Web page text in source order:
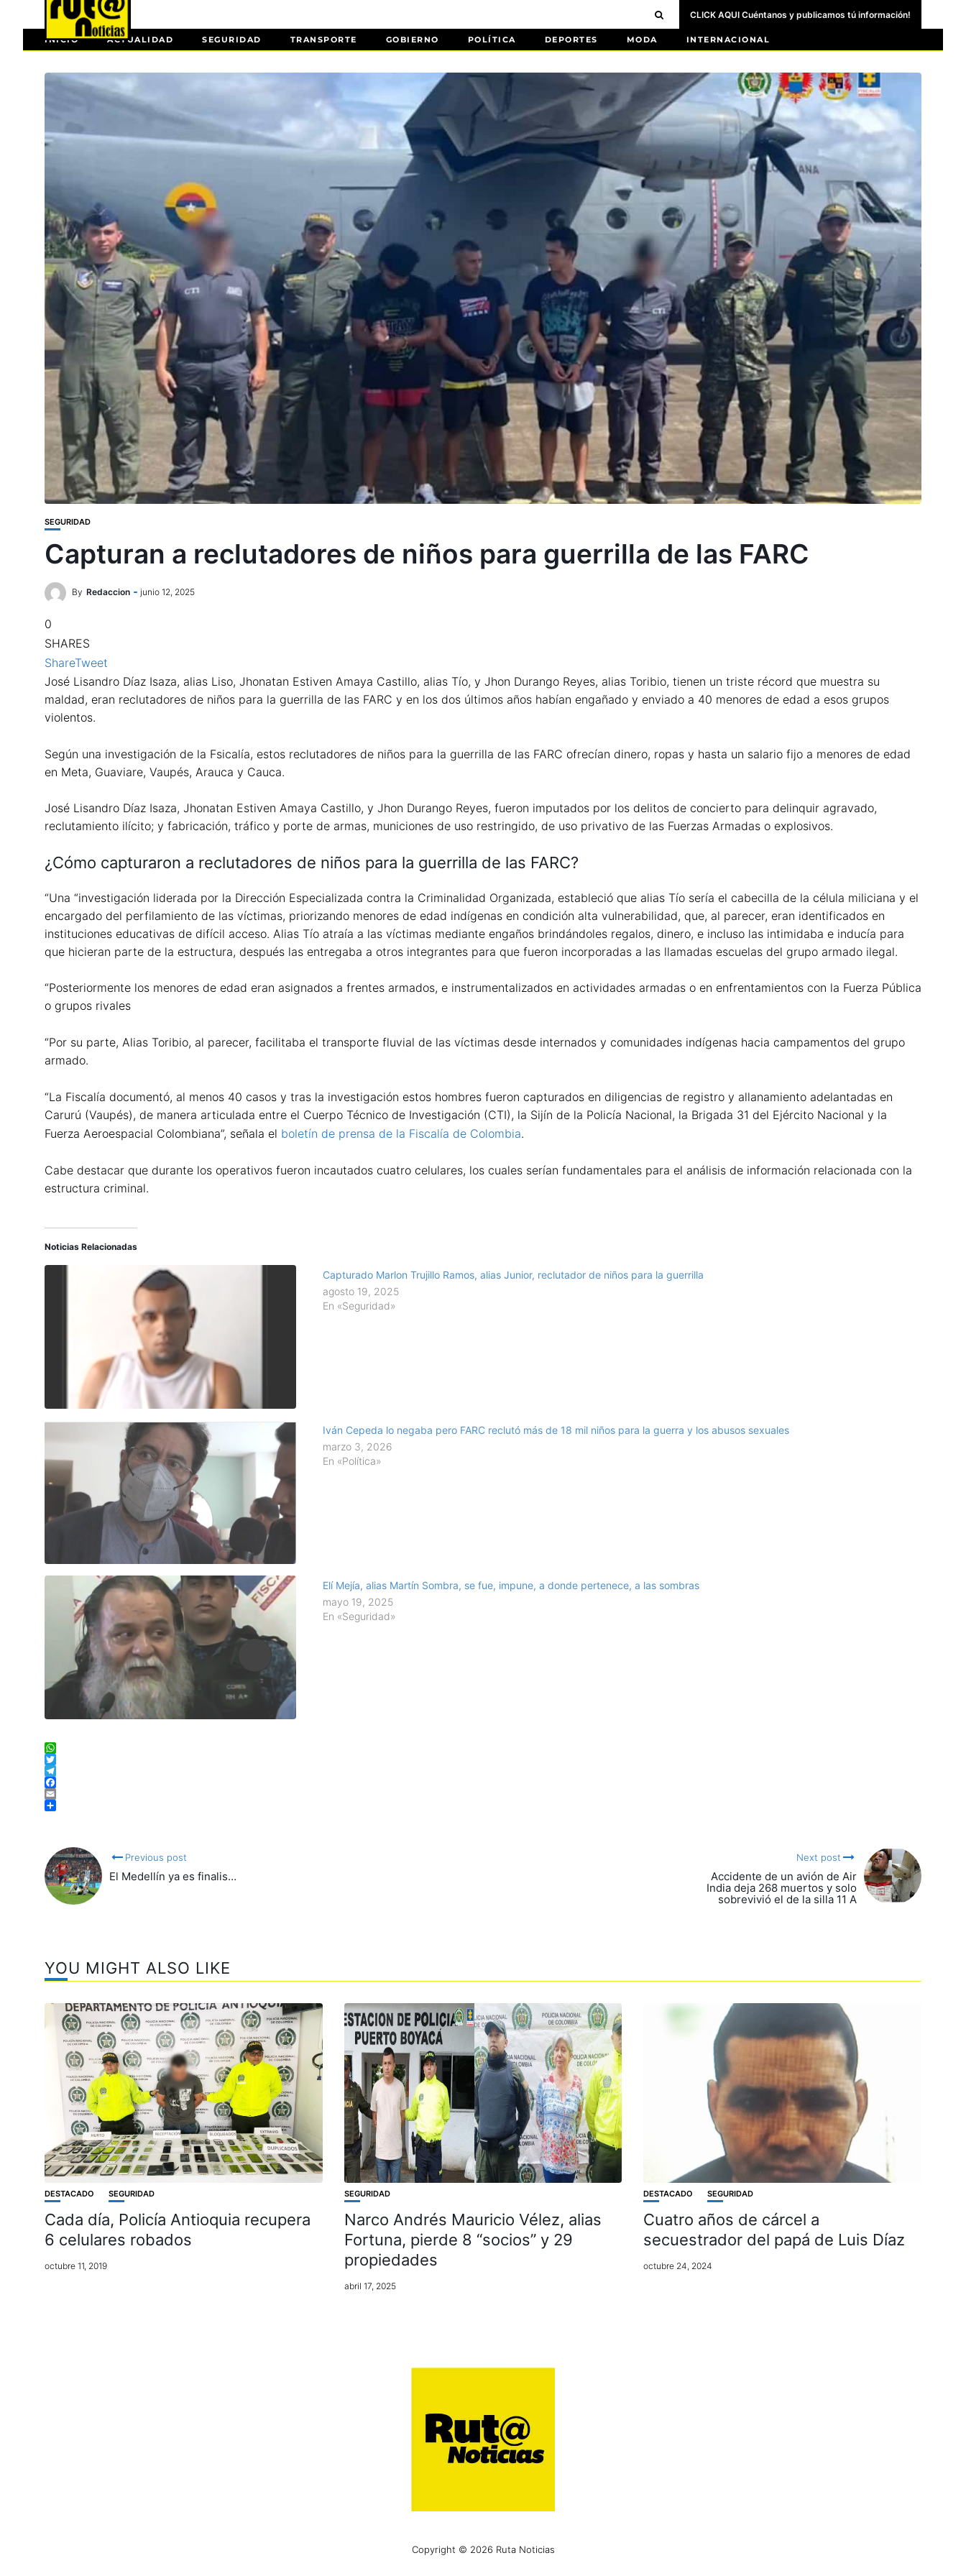
CLICK AQUI Cuéntanos y publicamos tú información!
INICIO ACTUALIDAD SEGURIDAD TRANSPORTE GOBIERNO POLÍTICA DEPORTES MODA INTERNACIONAL
SEGURIDAD
Capturan a reclutadores de niños para guerrilla de las FARC
By Redaccion junio 12, 2025
0
SHARES
ShareTweet
José Lisandro Díaz Isaza, alias Liso, Jhonatan Estiven Amaya Castillo, alias Tío, y Jhon Durango Reyes, alias Toribio, tienen un triste récord que muestra su
maldad, eran reclutadores de niños para la guerrilla de las FARC y en los dos últimos años habían engañado y enviado a 40 menores de edad a esos grupos
violentos.
Según una investigación de la Fsicalía, estos reclutadores de niños para la guerrilla de las FARC ofrecían dinero, ropas y hasta un salario fijo a menores de edad
en Meta, Guaviare, Vaupés, Arauca y Cauca.
José Lisandro Díaz Isaza, Jhonatan Estiven Amaya Castillo, y Jhon Durango Reyes, fueron imputados por los delitos de concierto para delinquir agravado,
reclutamiento ilícito; y fabricación, tráfico y porte de armas, municiones de uso restringido, de uso privativo de las Fuerzas Armadas o explosivos.
¿Cómo capturaron a reclutadores de niños para la guerrilla de las FARC?
“Una “investigación liderada por la Dirección Especializada contra la Criminalidad Organizada, estableció que alias Tío sería el cabecilla de la célula miliciana y el
encargado del perfilamiento de las víctimas, priorizando menores de edad indígenas en condición alta vulnerabilidad, que, al parecer, eran identificados en
instituciones educativas de difícil acceso. Alias Tío atraía a las víctimas mediante engaños brindándoles regalos, dinero, e incluso las intimidaba e inducía para
que hicieran parte de la estructura, después las entregaba a otros integrantes para que fueron incorporadas a las llamadas escuelas del grupo armado ilegal.
“Posteriormente los menores de edad eran asignados a frentes armados, e instrumentalizados en actividades armadas o en enfrentamientos con la Fuerza Pública
o grupos rivales
“Por su parte, Alias Toribio, al parecer, facilitaba el transporte fluvial de las víctimas desde internados y comunidades indígenas hacia campamentos del grupo
armado.
“La Fiscalía documentó, al menos 40 casos y tras la investigación estos hombres fueron capturados en diligencias de registro y allanamiento adelantadas en
Carurú (Vaupés), de manera articulada entre el Cuerpo Técnico de Investigación (CTI), la Sijín de la Policía Nacional, la Brigada 31 del Ejército Nacional y la
Fuerza Aeroespacial Colombiana”, señala el boletín de prensa de la Fiscalía de Colombia.
Cabe destacar que durante los operativos fueron incautados cuatro celulares, los cuales serían fundamentales para el análisis de información relacionada con la
estructura criminal.
Noticias Relacionadas
Capturado Marlon Trujillo Ramos, alias Junior, reclutador de niños para la guerrilla
agosto 19, 2025
En «Seguridad»
Iván Cepeda lo negaba pero FARC reclutó más de 18 mil niños para la guerra y los abusos sexuales
marzo 3, 2026
En «Política»
Elí Mejía, alias Martín Sombra, se fue, impune, a donde pertenece, a las sombras
mayo 19, 2025
En «Seguridad»
WhatsApp
Twitter
Telegram
Facebook
Email
Previous post
El Medellín ya es finalis…
Next post
Accidente de un avión de Air
India deja 268 muertos y solo
sobrevivió el de la silla 11 A
YOU MIGHT ALSO LIKE
DESTACADO SEGURIDAD
Cada día, Policía Antioquia recupera
6 celulares robados
octubre 11, 2019
SEGURIDAD
Narco Andrés Mauricio Vélez, alias
Fortuna, pierde 8 “socios” y 29
propiedades
abril 17, 2025
DESTACADO SEGURIDAD
Cuatro años de cárcel a
secuestrador del papá de Luis Díaz
octubre 24, 2024
Copyright © 2026 Ruta Noticias